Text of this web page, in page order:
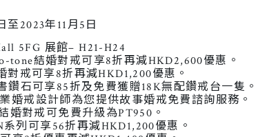
2023年11月5日
5FG 展館– H21-H24
tone結婚對戒可享8折再減HKD2,600優惠。
對戒可享8折再減HKD1,200優惠。
鑽石可享85折及免費獲贈18K無配鑽戒台一隻。
婚戒設計師為您提供故事婚戒免費諮詢服務。
婚對戒可免費升級為PT950。
列可享56折再減HKD1,200優惠。